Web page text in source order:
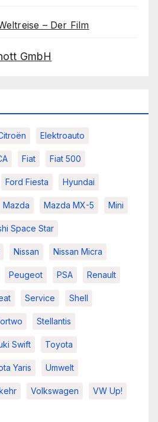
– Der Film
GmbH
Elektroauto
Fiat Fiat 500
Ford Fiesta Hyundai
Mazda Mazda MX-5 Mini
Space Star
Nissan Nissan Micra
Peugeot PSA Renault
Service Shell
Stellantis
Swift Toyota
Yaris Umwelt
Volkswagen VW Up!